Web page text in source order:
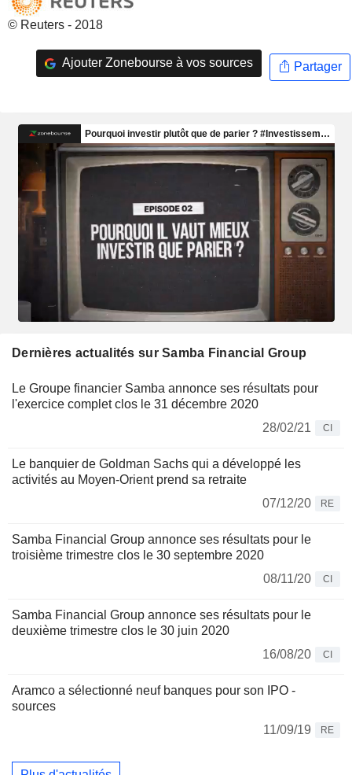
© Reuters - 2018
Ajouter Zonebourse à vos sources Partager
Dernières actualités sur Samba Financial Group
Le Groupe financier Samba annonce ses résultats pour
l'exercice complet clos le 31 décembre 2020
28/02/21
CI
Le banquier de Goldman Sachs qui a développé les
activités au Moyen-Orient prend sa retraite
07/12/20
RE
Samba Financial Group annonce ses résultats pour le
troisième trimestre clos le 30 septembre 2020
08/11/20
CI
Samba Financial Group annonce ses résultats pour le
deuxième trimestre clos le 30 juin 2020
16/08/20
CI
Aramco a sélectionné neuf banques pour son IPO -
sources
11/09/19
RE